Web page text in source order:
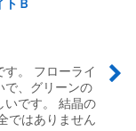
トＢ
す。 フローライ
で、グリーンの
いです。 結晶の
ではありません